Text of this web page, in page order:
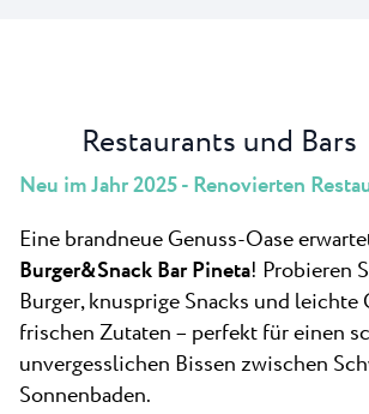
Restaurants und Bars
Neu im Jahr 2025 - Renovierten
Eine brandneue Genuss-Oase
Burger&Snack Bar Pineta! Probieren
Burger, knusprige Snacks und leichte
frischen Zutaten – perfekt für einen
unvergesslichen Bissen zwischen
Sonnenbaden.